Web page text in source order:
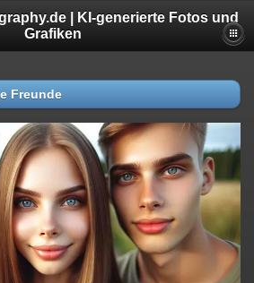
| KI-generierte Fotos und
Grafiken
Freunde